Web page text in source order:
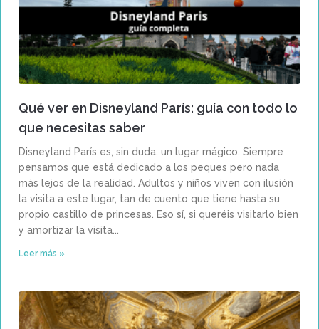
Qué ver en Disneyland París: guía con todo lo
que necesitas saber
Disneyland París es, sin duda, un lugar mágico. Siempre
pensamos que está dedicado a los peques pero nada
más lejos de la realidad. Adultos y niños viven con ilusión
la visita a este lugar, tan de cuento que tiene hasta su
propio castillo de princesas. Eso sí, si queréis visitarlo bien
y amortizar la visita
Leer más »